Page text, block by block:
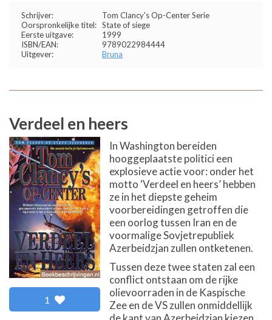
Schrijver:
Tom Clancy's Op-Center Serie
Oorspronkelijke titel: State of siege
Eerste uitgave:
1999
ISBN/EAN:
9789022984444
Uitgever:
Bruna
Verdeel en heers
1
In Washington bereiden
hooggeplaatste politici een
explosieve actie voor: onder het
motto ‘Verdeel en heers’ hebben
ze in het diepste geheim
voorbereidingen getroffen die
een oorlog tussen Iran en de
voormalige Sovjetrepubliek
Azerbeidzjan zullen ontketenen.
Tussen deze twee staten zal een
conflict ontstaan om de rijke
olievoorraden in de Kaspische
Zee en de VS zullen onmiddellijk